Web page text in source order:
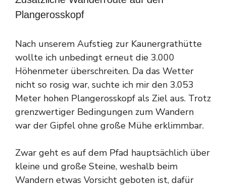
Plangerosskopf
Nach unserem Aufstieg zur Kaunergrathütte
wollte ich unbedingt erneut die 3.000
Höhenmeter überschreiten. Da das Wetter
nicht so rosig war, suchte ich mir den 3.053
Meter hohen Plangerosskopf als Ziel aus. Trotz
grenzwertiger Bedingungen zum Wandern
war der Gipfel ohne große Mühe erklimmbar.
Zwar geht es auf dem Pfad hauptsächlich über
kleine und große Steine, weshalb beim
Wandern etwas Vorsicht geboten ist, dafür